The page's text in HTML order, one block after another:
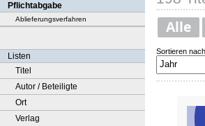
Pflichtabgabe
Ablieferungsverfahren
Listen
Titel
Autor / Beteiligte
Ort
Verlag
Alle
Sortieren